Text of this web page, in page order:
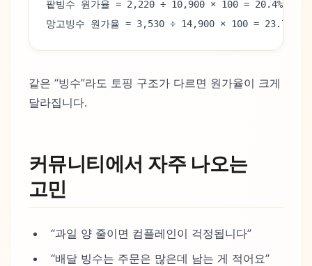
팥빙수 원가율 = 2,220 ÷ 10,900 × 100 = 20.4%
망고빙수 원가율 = 3,530 ÷ 14,900 × 100 = 23.7%
같은 “빙수”라도 토핑 구조가 다르면 원가율이 크게
달라집니다.
커뮤니티에서 자주 나오는
고민
“과일 양 줄이면 컴플레인이 걱정됩니다”
“배달 빙수는 주문은 많은데 남는 게 적어요”